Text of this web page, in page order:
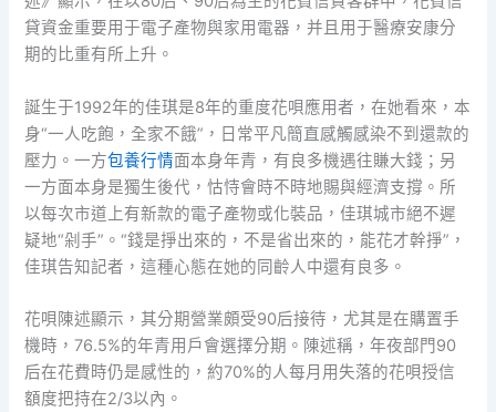
貸資金重要用于電子產物與家用電器，并且用于醫療安康分
期的比重有所上升。
誕生于1992年的佳琪是8年的重度花唄應用者，在她看來，本
身“一人吃飽，全家不餓”，日常平凡簡直感觸感染不到還款的
壓力。一方包養行情面本身年青，有良多機遇往賺大錢；另
一方面本身是獨生後代，怙恃會時不時地賜與經濟支撐。所
以每次市道上有新款的電子產物或化裝品，佳琪城市絕不遲
疑地“剁手”。“錢是掙出來的，不是省出來的，能花才幹掙”，
佳琪告知記者，這種心態在她的同齡人中還有良多。
花唄陳述顯示，其分期營業頗受90后接待，尤其是在購置手
機時，76.5%的年青用戶會選擇分期。陳述稱，年夜部門90
后在花費時仍是感性的，約70%的人每月用失落的花唄授信
額度把持在2/3以內。